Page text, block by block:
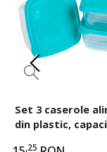
Set 3 caserole
din plastic,
,25